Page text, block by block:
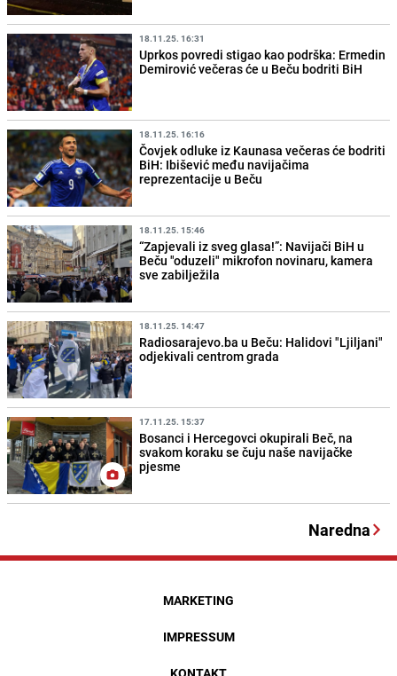
18.11.25. 16:31
Uprkos povredi stigao kao podrška: Ermedin
Demirović večeras će u Beču bodriti BiH
18.11.25. 16:16
Čovjek odluke iz Kaunasa večeras će bodriti
BiH: Ibišević među navijačima
reprezentacije u Beču
18.11.25. 15:46
“Zapjevali iz sveg glasa!”: Navijači BiH u
Beču "oduzeli" mikrofon novinaru, kamera
sve zabilježila
18.11.25. 14:47
Radiosarajevo.ba u Beču: Halidovi "Ljiljani"
odjekivali centrom grada
17.11.25. 15:37
Bosanci i Hercegovci okupirali Beč, na
svakom koraku se čuju naše navijačke
pjesme
Naredna
MARKETING
IMPRESSUM